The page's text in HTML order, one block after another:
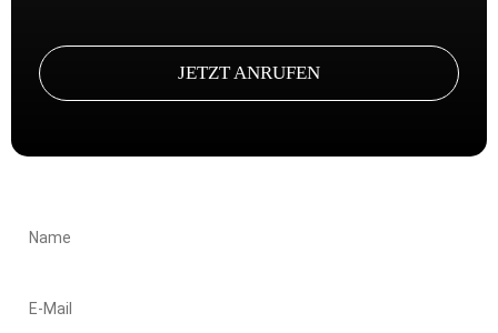
JETZT ANRUFEN